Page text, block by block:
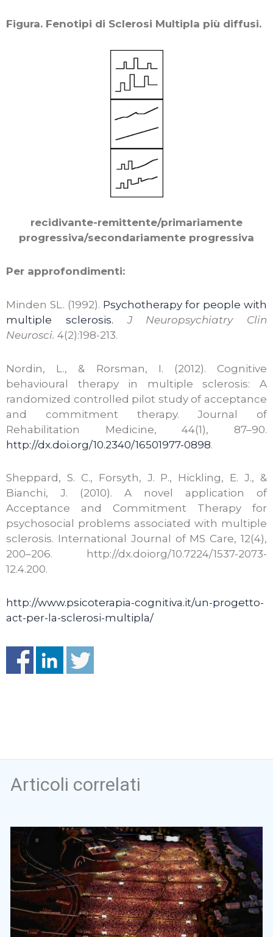
Figura. Fenotipi di Sclerosi Multipla più diffusi.
recidivante-remittente/primariamente
progressiva/secondariamente progressiva
Per approfondimenti:
Minden SL. (1992). Psychotherapy for people with
multiple sclerosis.
J Neuropsychiatry Clin
Neurosci. 4(2):198-213.
Nordin, L., & Rorsman, I. (2012). Cognitive
behavioural therapy in multiple sclerosis: A
randomized controlled pilot study of acceptance
and commitment therapy. Journal of
Rehabilitation Medicine, 44(1), 87–90.
http://dx.doi.org/10.2340/16501977-0898.
Sheppard, S. C., Forsyth, J. P., Hickling, E. J., &
Bianchi, J. (2010). A novel application of
Acceptance and Commitment Therapy for
psychosocial problems associated with multiple
sclerosis. International Journal of MS Care, 12(4),
200–206. http://dx.doiorg/10.7224/1537-2073-
12.4.200.
http://www.psicoterapia-cognitiva.it/un-progetto-
act-per-la-sclerosi-multipla/
Articoli correlati